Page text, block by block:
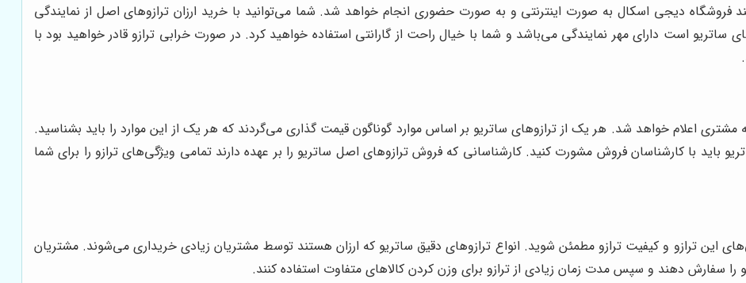
فروشگاه دیجی اسکال به صورت اینترنتی و به صورت حضوری انجام خواهد شد. شما می‌توانید با خرید ارزان ترازوهای اصل از نمایندگی
ساتریو است دارای مهر نمایندگی می‌باشد و شما با خیال راحت از گارانتی استفاده خواهید کرد. در صورت خرابی ترازو قادر خواهید بود با
اعلام خواهد شد. هر یک از ترازوهای ساتریو بر اساس موارد گوناگون قیمت گذاری می‌گردند که هر یک از این موارد را باید بشناسید.
باید با کارشناسان فروش مشورت کنید. کارشناسانی که فروش ترازوهای اصل ساتریو را بر عهده دارند تمامی ویژگی‌های ترازو را برای شما
این ترازو و کیفیت ترازو مطمئن شوید. انواع ترازوهای دقیق ساتریو که ارزان هستند توسط مشتریان زیادی خریداری می‌شوند. مشتریان
را سفارش دهند و سپس مدت زمان زیادی از ترازو برای وزن کردن کالاهای متفاوت استفاده کنند.